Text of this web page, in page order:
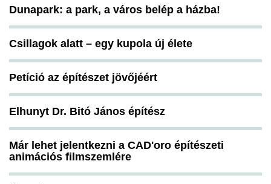
Dunapark: a park, a város belép a házba!
Csillagok alatt – egy kupola új élete
Petíció az építészet jövőjéért
Elhunyt Dr. Bitó János építész
Már lehet jelentkezni a CAD'oro építészeti
animációs filmszemlére